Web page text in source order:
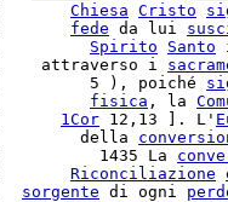
Chiesa Cristo
fede da lui
Spirito Santo
|    attraverso i
|         5 ), poiché
fisica , la
1Cor 12,13 ]. L'
|        della
|          1435 La
Riconciliazione
sorgente di ogni